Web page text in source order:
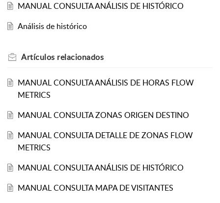
MANUAL CONSULTA ANÁLISIS DE HISTÓRICO
Análisis de histórico
Artículos relacionados
MANUAL CONSULTA ANÁLISIS DE HORAS FLOW
METRICS
MANUAL CONSULTA ZONAS ORIGEN DESTINO
MANUAL CONSULTA DETALLE DE ZONAS FLOW
METRICS
MANUAL CONSULTA ANÁLISIS DE HISTÓRICO
MANUAL CONSULTA MAPA DE VISITANTES